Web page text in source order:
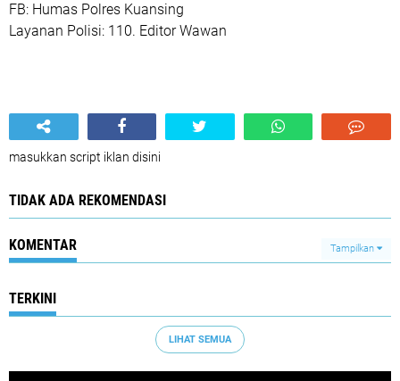
FB: Humas Polres Kuansing
Layanan Polisi: 110. Editor Wawan
masukkan script iklan disini
TIDAK ADA REKOMENDASI
KOMENTAR Tampilkan
TERKINI
LIHAT SEMUA